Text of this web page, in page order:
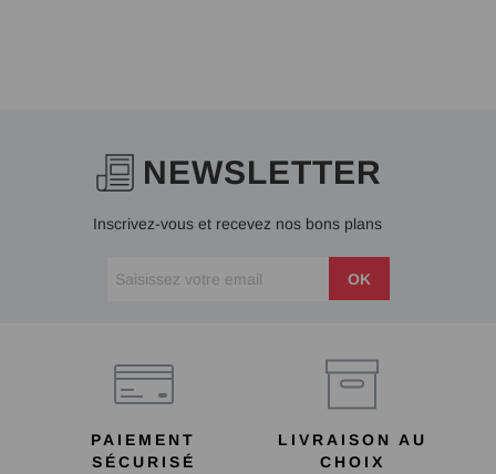
NEWSLETTER
Inscrivez-vous et recevez nos bons plans
OK
PAIEMENT
SÉCURISÉ
LIVRAISON AU
CHOIX